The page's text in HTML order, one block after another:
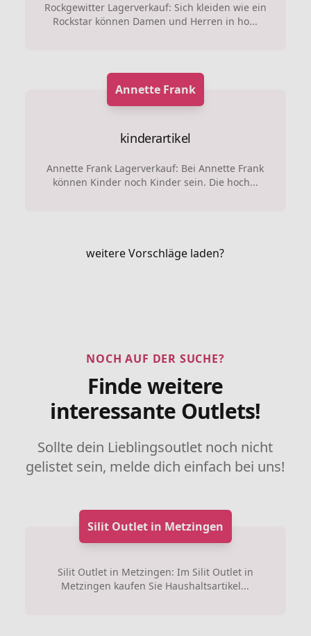
Rockgewitter Lagerverkauf: Sich kleiden wie ein
Rockstar können Damen und Herren in ho...
Annette Frank
kinderartikel
Annette Frank Lagerverkauf: Bei Annette Frank
können Kinder noch Kinder sein. Die hoch...
weitere Vorschläge laden?
NOCH AUF DER SUCHE?
Finde weitere
interessante Outlets!
Sollte dein Lieblingsoutlet noch nicht
gelistet sein, melde dich einfach bei uns!
Silit Outlet in Metzingen
Silit Outlet in Metzingen: Im Silit Outlet in
Metzingen kaufen Sie Haushaltsartikel...